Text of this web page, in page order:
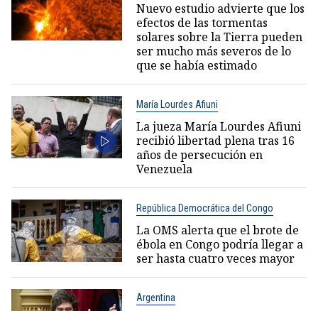
Nuevo estudio advierte que los
efectos de las tormentas
solares sobre la Tierra pueden
ser mucho más severos de lo
que se había estimado
María Lourdes Afiuni
La jueza María Lourdes Afiuni
recibió libertad plena tras 16
años de persecución en
Venezuela
República Democrática del Congo
La OMS alerta que el brote de
ébola en Congo podría llegar a
ser hasta cuatro veces mayor
Argentina